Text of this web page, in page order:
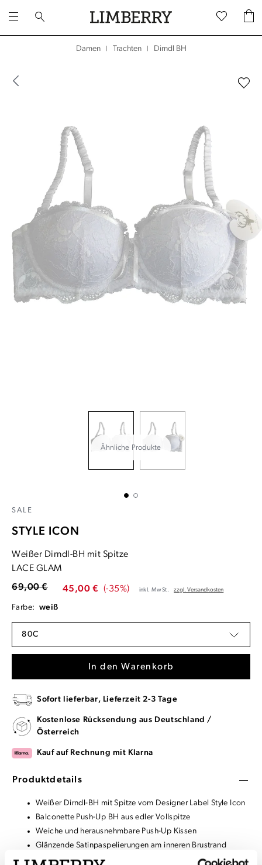
Damen Trachten Dirndl BH
Ähnliche Produkte
SALE
STYLE ICON
Weißer Dirndl-BH mit Spitze
LACE GLAM
45,00 € (-35%)
69,00 € inkl. MwSt. zzgl. Versandkosten
Farbe: weiß
80C
In den Warenkorb
Sofort lieferbar, Lieferzeit 2-3 Tage
Kostenlose Rücksendung aus Deutschland /
Österreich
Kauf auf Rechnung mit Klarna
Produktdetails
Weißer Dirndl-BH mit Spitze vom Designer Label Style Icon
Balconette Push-Up BH aus edler Vollspitze
Weiche und herausnehmbare Push-Up Kissen
Glänzende Satinpaspelierungen am inneren Brustrand
Leicht geraffte Satinträger